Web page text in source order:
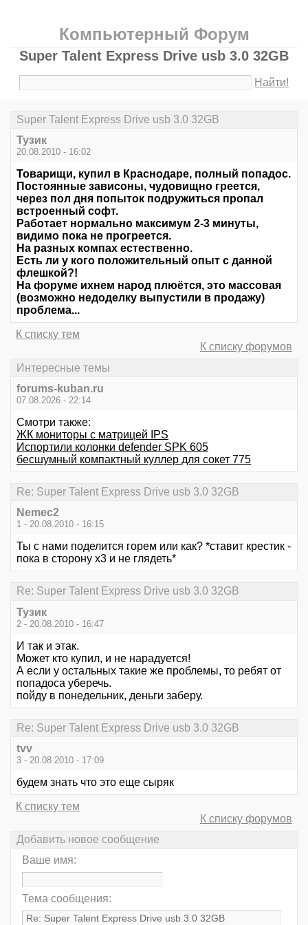
Компьютерный Форум
Super Talent Express Drive usb 3.0 32GB
Найти!
Super Talent Express Drive usb 3.0 32GB
Тузик
20.08.2010 - 16:02
Товарищи, купил в Краснодаре, полный попадос.
Постоянные зависоны, чудовищно греется,
через пол дня попыток подружиться пропал
встроенный софт.
Работает нормально максимум 2-3 минуты,
видимо пока не прогреется.
На разных компах естественно.
Есть ли у кого положительный опыт с данной
флешкой?!
На форуме ихнем народ плюётся, это массовая
(возможно недоделку выпустили в продажу)
проблема...
К списку тем
К списку форумов
Интересные темы
forums-kuban.ru
07.08.2026 - 22:14
Смотри также:
ЖК мониторы с матрицей IPS
Испортили колонки defender SPK 605
бесшумный компактный куллер для сокет 775
Re: Super Talent Express Drive usb 3.0 32GB
Nemec2
1 - 20.08.2010 - 16:15
Ты с нами поделится горем или как? *ставит крестик -
пока в сторону х3 и не глядеть*
Re: Super Talent Express Drive usb 3.0 32GB
Тузик
2 - 20.08.2010 - 16:47
И так и этак.
Может кто купил, и не нарадуется!
А если у остальных такие же проблемы, то ребят от
попадоса уберечь.
пойду в понедельник, деньги заберу.
Re: Super Talent Express Drive usb 3.0 32GB
tvv
3 - 20.08.2010 - 17:09
будем знать что это еще сыряк
К списку тем
К списку форумов
Добавить новое сообщение
Ваше имя:
Тема сообщения: